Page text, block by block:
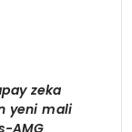
zeka
yeni mali
AMG